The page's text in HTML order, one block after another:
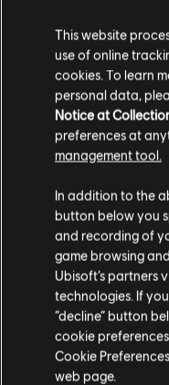
Quando você quiser dar
pirataria, comece a pilhar
QUE A
Esses bens e essas
coçar, não é mesmo? Com
os lugares podem ser
fazer um reconhecimento
rota de fuga de
reconhecimento e coletar
defesas e de reforços que
lugar, e o mais importante,
pular essa parte do
em mente que não saberá
This website
use of online
cookies. To learn
personal data,
Notice at
preferences at
management tool.
In addition to the
button below you
and recording of
game browsing
Ubisoft’s partners
technologies. If
“decline” button
cookie
Cookie
web page.